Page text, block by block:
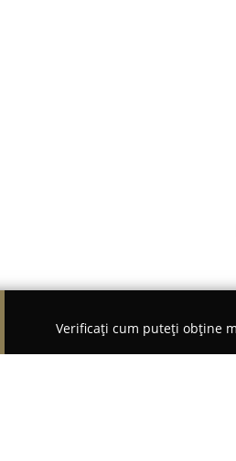
Verificați cum puteți obține